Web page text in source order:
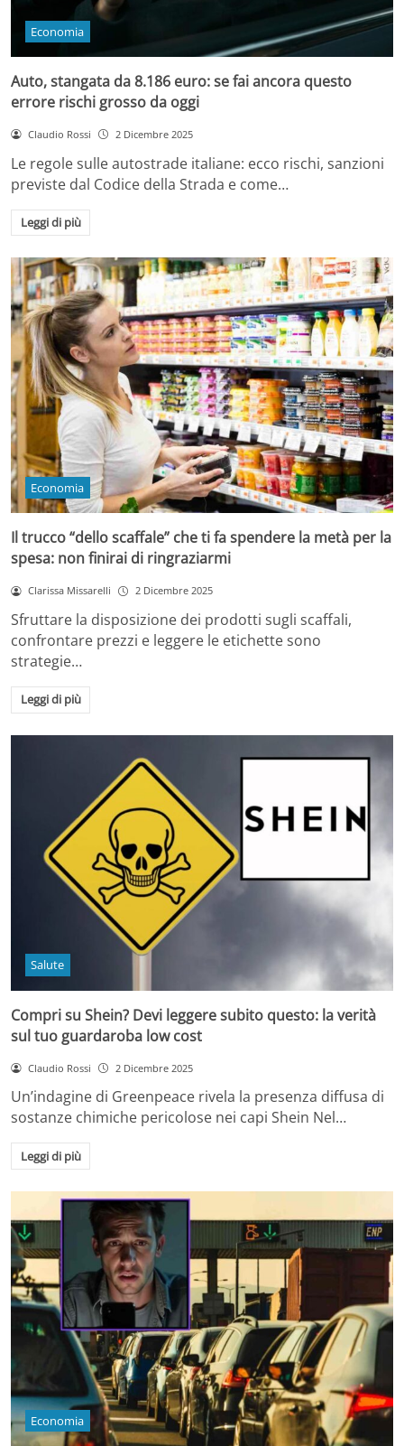
Economia
Auto, stangata da 8.186 euro: se fai ancora questo
errore rischi grosso da oggi
Claudio Rossi 2 Dicembre 2025
Le regole sulle autostrade italiane: ecco rischi, sanzioni
previste dal Codice della Strada e come…
Leggi di più
Economia
Il trucco “dello scaffale” che ti fa spendere la metà per la
spesa: non finirai di ringraziarmi
Clarissa Missarelli 2 Dicembre 2025
Sfruttare la disposizione dei prodotti sugli scaffali,
confrontare prezzi e leggere le etichette sono
strategie…
Leggi di più
Salute
Compri su Shein? Devi leggere subito questo: la verità
sul tuo guardaroba low cost
Claudio Rossi 2 Dicembre 2025
Un’indagine di Greenpeace rivela la presenza diffusa di
sostanze chimiche pericolose nei capi Shein Nel…
Leggi di più
Economia